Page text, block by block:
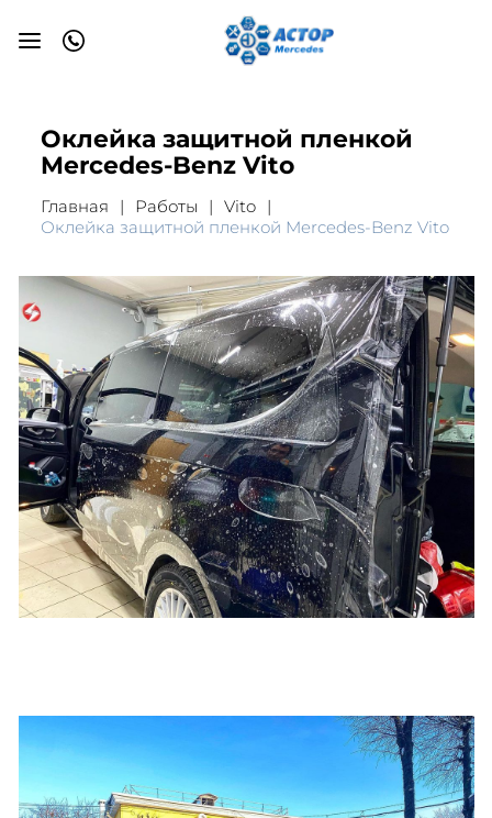
Оклейка защитной пленкой
Mercedes-Benz Vito
Главная Работы
Vito
Оклейка защитной пленкой Mercedes-Benz Vito